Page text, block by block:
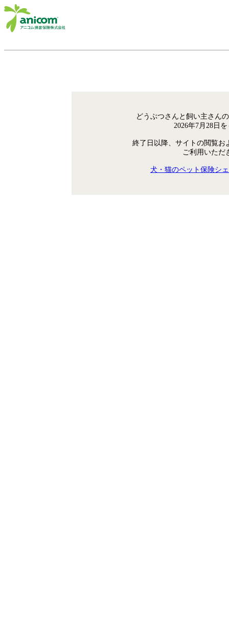
どうぶつさんと飼い主さん
2026年7月28日
終了日以降、サイトの閲覧お
ご利用いただ
犬・猫のペット保険シ